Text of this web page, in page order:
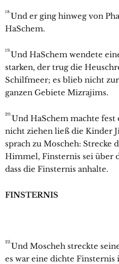
18.Und er ging hinweg von
HaSchem.
19.Und HaSchem wendete
starken, der trug die
Schilfmeer; es blieb nicht
ganzen Gebiete Mizrajims.
20.Und HaSchem machte fest
nicht ziehen ließ die Kinder
sprach zu Moscheh: Strecke
Himmel, Finsternis sei über
dass die Finsternis anhalte.
FINSTERNIS
22.Und Moscheh streckte
es war eine dichte